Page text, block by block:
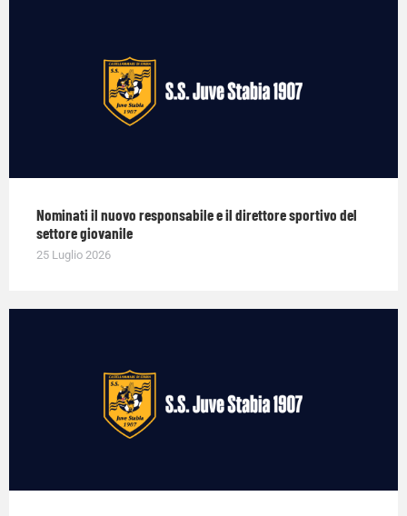
Nominati il nuovo responsabile e il direttore sportivo del
settore giovanile
25 Luglio 2026